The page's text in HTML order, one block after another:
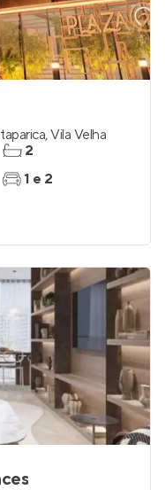
,Vila Velha
2
1 e 2